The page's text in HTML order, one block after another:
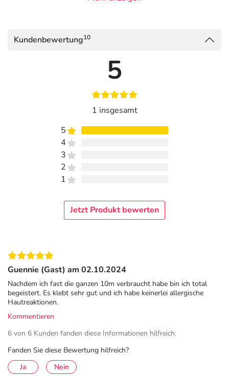
Kundenbewertung10
5
1 insgesamt
5
4
3
2
1
Jetzt Produkt bewerten
Guennie (Gast) am 02.10.2024
Nachdem ich fast die ganzen 10m verbraucht habe bin ich total
begeistert. Es klebt sehr gut und ich habe keinerlei allergische
Hautreaktionen.
Kommentieren
6 von 6 Kunden fanden diese Informationen hilfreich.
Fanden Sie diese Bewertung hilfreich?
Ja
Nein